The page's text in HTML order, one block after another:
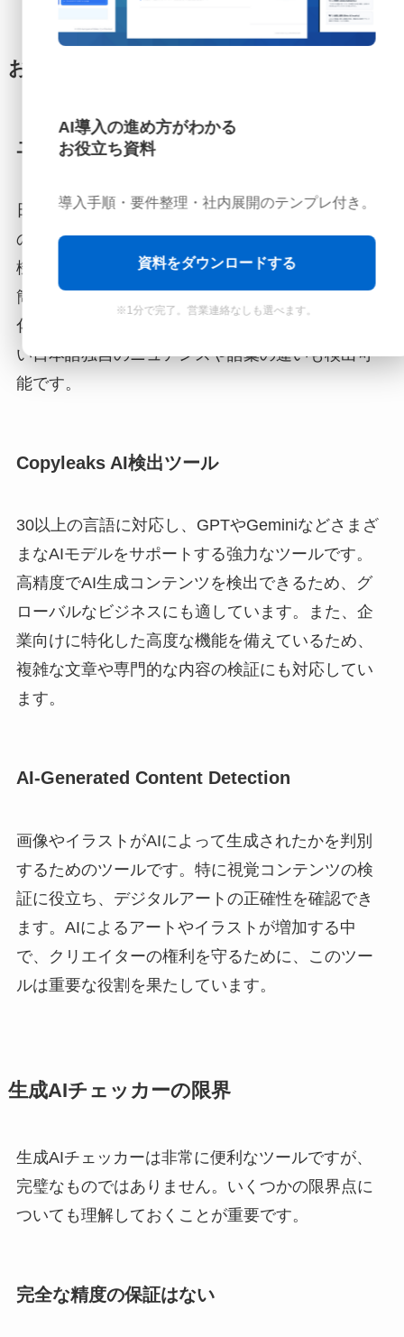
おすすめの生成AIチェッカーツール
ユーザーローカル生成AIチェッカー
日本語対応のツールで、特に論文やレポートなど
のテキストがAIによって生成されたかを判定する
機能があります。日本市場向けに特化しており、
簡単に使えるのが特徴です。日本語テキストに特
化しているため、英語対応ツールでは検出が難し
い日本語独自のニュアンスや語彙の違いも検出可
能です。
Copyleaks AI検出ツール
30以上の言語に対応し、GPTやGeminiなどさまざ
まなAIモデルをサポートする強力なツールです。
高精度でAI生成コンテンツを検出できるため、グ
ローバルなビジネスにも適しています。また、企
業向けに特化した高度な機能を備えているため、
複雑な文章や専門的な内容の検証にも対応してい
ます。
AI-Generated Content Detection
画像やイラストがAIによって生成されたかを判別
するためのツールです。特に視覚コンテンツの検
証に役立ち、デジタルアートの正確性を確認でき
ます。AIによるアートやイラストが増加する中
で、クリエイターの権利を守るために、このツー
ルは重要な役割を果たしています。
生成AIチェッカーの限界
生成AIチェッカーは非常に便利なツールですが、
完璧なものではありません。いくつかの限界点に
ついても理解しておくことが重要です。
完全な精度の保証はない
AI導入の進め方がわかる
お役立ち資料
導入手順・要件整理・社内展開のテンプレ付き。
資料をダウンロードする
※1分で完了。営業連絡なしも選べます。